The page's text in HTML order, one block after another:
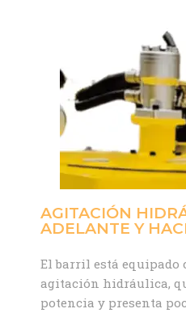
AGITACIÓN
ADELANTE Y
El barril está equipado
agitación hidráulica,
potencia y presenta